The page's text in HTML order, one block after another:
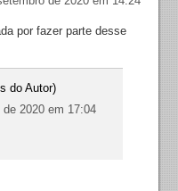
por fazer parte desse
do Autor)
2020 em 17:04